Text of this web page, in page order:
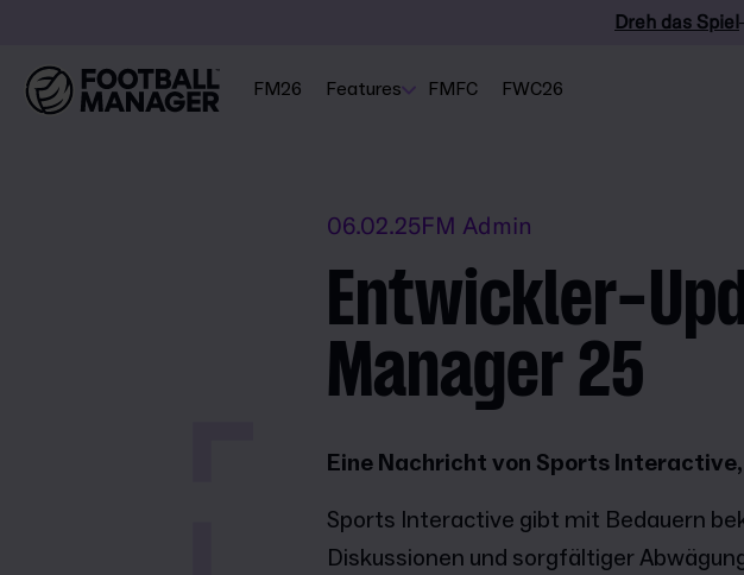
Dreh das Spiel
FM26 Features FMFC FWC26
06.02.25FM Admin
Entwickler-
Manager 25
Eine Nachricht von Sports
Sports Interactive gibt mit Bedauern
Diskussionen und sorgfältiger